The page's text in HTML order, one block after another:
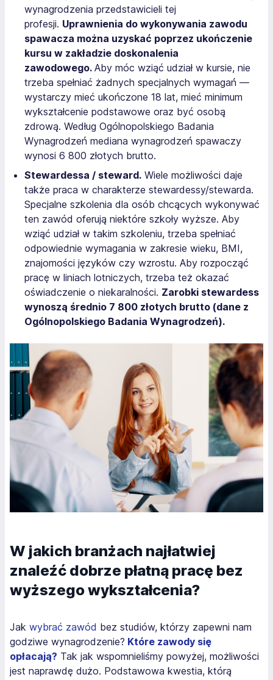
wynagrodzenia przedstawicieli tej
profesji. Uprawnienia do wykonywania zawodu
spawacza można uzyskać poprzez ukończenie
kursu w zakładzie doskonalenia
zawodowego. Aby móc wziąć udział w kursie, nie
trzeba spełniać żadnych specjalnych wymagań —
wystarczy mieć ukończone 18 lat, mieć minimum
wykształcenie podstawowe oraz być osobą
zdrową. Według Ogólnopolskiego Badania
Wynagrodzeń mediana wynagrodzeń spawaczy
wynosi 6 800 złotych brutto.
Stewardessa / steward. Wiele możliwości daje
także praca w charakterze stewardessy/stewarda.
Specjalne szkolenia dla osób chcących wykonywać
ten zawód oferują niektóre szkoły wyższe. Aby
wziąć udział w takim szkoleniu, trzeba spełniać
odpowiednie wymagania w zakresie wieku, BMI,
znajomości języków czy wzrostu. Aby rozpocząć
pracę w liniach lotniczych, trzeba też okazać
oświadczenie o niekaralności. Zarobki stewardess
wynoszą średnio 7 800 złotych brutto (dane z
Ogólnopolskiego Badania Wynagrodzeń).
W jakich branżach najłatwiej
znaleźć dobrze płatną pracę bez
wyższego wykształcenia?
Jak wybrać zawód bez studiów, którzy zapewni nam
godziwe wynagrodzenie? Które zawody się
opłacają? Tak jak wspomnieliśmy powyżej, możliwości
jest naprawdę dużo. Podstawowa kwestia, którą